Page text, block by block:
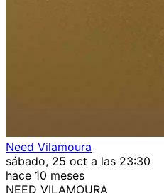
Need Vilamoura
sábado, 25 oct a las 23:30
hace 10 meses
NEED VILAMOURA